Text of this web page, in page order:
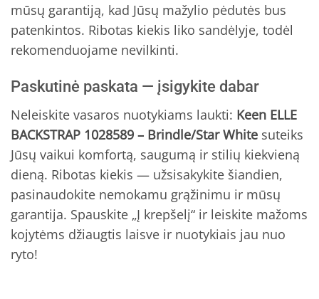
mūsų garantiją, kad Jūsų mažylio pėdutės bus
patenkintos. Ribotas kiekis liko sandėlyje, todėl
rekomenduojame nevilkinti.
Paskutinė paskata — įsigykite dabar
Neleiskite vasaros nuotykiams laukti: Keen ELLE
BACKSTRAP 1028589 – Brindle/Star White suteiks
Jūsų vaikui komfortą, saugumą ir stilių kiekvieną
dieną. Ribotas kiekis — užsisakykite šiandien,
pasinaudokite nemokamu grąžinimu ir mūsų
garantija. Spauskite „Į krepšelį“ ir leiskite mažoms
kojytėms džiaugtis laisve ir nuotykiais jau nuo
ryto!